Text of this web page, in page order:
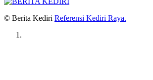
© Berita Kediri Referensi Kediri Raya.